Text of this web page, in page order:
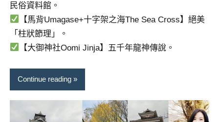
達
人
對
象。
民俗資料館。
【馬背Umagase+十字架之海The Sea Cross】絕美
「柱狀節理」。
【大御神社Oomi Jinja】五千年龍神傳說。
Continue reading